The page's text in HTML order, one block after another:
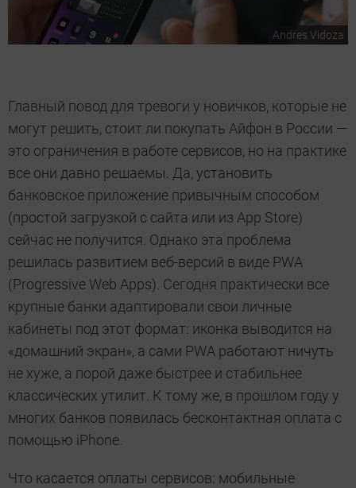
Andres Vidoza
Главный повод для тревоги у новичков, которые не
могут решить, стоит ли покупать Айфон в России —
это ограничения в работе сервисов, но на практике
все они давно решаемы. Да, установить
банковское приложение привычным способом
(простой загрузкой с сайта или из App Store)
сейчас не получится. Однако эта проблема
решилась развитием веб-версий в виде PWA
(Progressive Web Apps). Сегодня практически все
крупные банки адаптировали свои личные
кабинеты под этот формат: иконка выводится на
«домашний экран», а сами PWA работают ничуть
не хуже, а порой даже быстрее и стабильнее
классических утилит. К тому же, в прошлом году у
многих банков появилась бесконтактная оплата с
помощью iPhone.
Что касается оплаты сервисов: мобильные